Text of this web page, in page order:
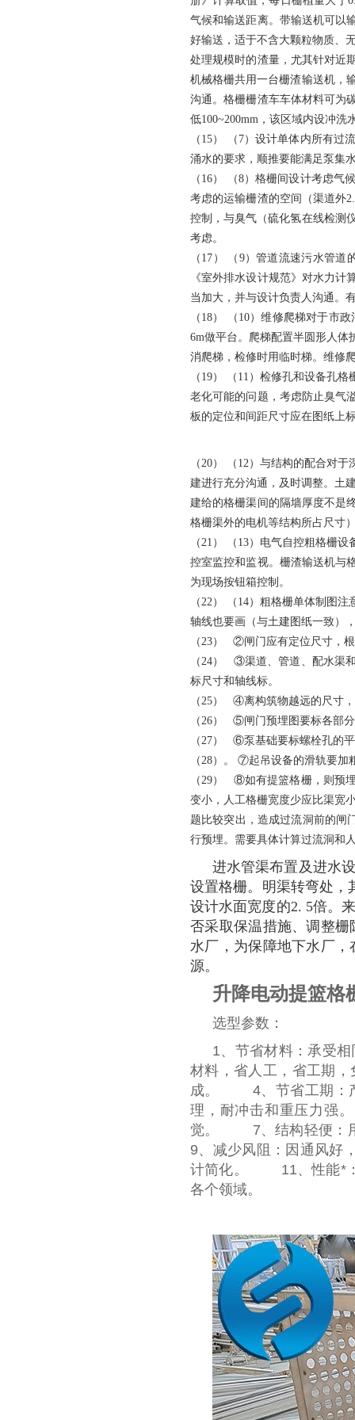
气候和输送距离。带输送机可以
好输送，适于不含大颗粒物质、
处理规模时的渣量，尤其针对近
机械格栅共用一台栅渣输送机，
沟通。格栅栅渣车车体材料可为
低100~200mm，该区域内设冲
（15） （7）设计单体内所有
涌水的要求，顺推要能满足泵集
（16） （8）格栅间设计考虑
考虑的运输栅渣的空间（渠道外
控制，与臭气（硫化氢在线检测
考虑。
（17） （9）管道流速污水管
《室外排水设计规范》对水力
当加大，并与设计负责人沟通。
（18） （10）维修爬梯对于市
6m做平台。爬梯配置半圆形人
消爬梯，检修时用临时梯。维修
（19） （11）检修孔和设备孔
老化可能的问题，考虑防止臭气
板的定位和间距尺寸应在图纸上
（20） （12）与结构的配合对
建进行充分沟通，及时调整。土
建给的格栅渠间的隔墙厚度不是
格栅渠外的电机等结构所占尺寸
（21） （13）电气自控粗格栅
控室监控和监视。栅渣输送机与
为现场按钮箱控制。
（22） （14）粗格栅单体制图
轴线也要画（与土建图纸一致）
（23） ②闸门应有定位尺寸，
（24） ③渠道、管道、配水渠
标尺寸和轴线标。
（25） ④离构筑物越远的尺寸
（26） ⑤闸门预埋图要标各部
（27） ⑥泵基础要标螺栓孔的
（28）。 ⑦起吊设备的滑轨要加
（29） ⑧如有提篮格栅，则预
变小，人工格栅宽度少应比渠宽
题比较突出，造成过流洞前的闸
行预埋。需要具体计算过流洞和
进水管渠布置及进水
设置格栅。明渠转弯处，
设计水面宽度的2. 5倍。
否采取保温措施、调整
水厂，为保障地下水厂
源。
升降电动提篮格
选型参数：
1、节省材料：承受
材料，省人工，省工期
成。 4、节省工期：产
理，耐冲击和重压力强
觉。 7、结构轻便：
9、减少风阻：因通风
计简化。 11、性能*：
各个领域。